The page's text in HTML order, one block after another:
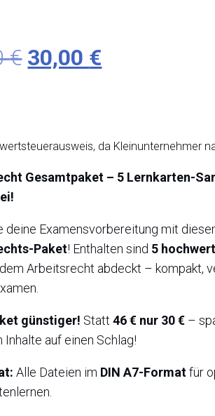
€ Ursprünglicher
30,00 €
da Kleinunternehmer
Gesamtpaket – 5 Lernkarten-
deine Examensvorbereitung mit
Paket! Enthalten sind 5
Arbeitsrecht abdeckt – kompakt,
günstiger! Statt 46 € nur 30 €–
auf einen Schlag!
Alle Dateien im DIN A7-Formatfür